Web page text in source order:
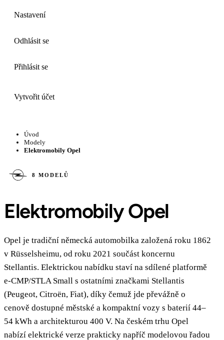
Nastavení
Odhlásit se
Přihlásit se
Vytvořit účet
Úvod
Modely
Elektromobily Opel
8 MODELŮ
Elektromobily Opel
Opel je tradiční německá automobilka založená roku 1862
v Rüsselsheimu, od roku 2021 součást koncernu
Stellantis. Elektrickou nabídku staví na sdílené platformě
e-CMP/STLA Small s ostatními značkami Stellantis
(Peugeot, Citroën, Fiat), díky čemuž jde převážně o
cenově dostupné městské a kompaktní vozy s baterií 44–
54 kWh a architekturou 400 V. Na českém trhu Opel
nabízí elektrické verze prakticky napříč modelovou řadou